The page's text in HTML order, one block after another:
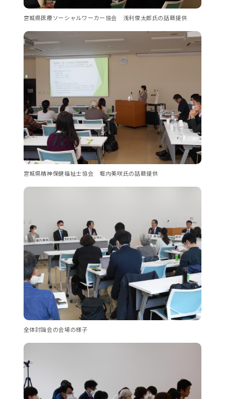
宮城県医療ソーシャルワーカー協会 浅利俊太郎氏の話題提供
宮城県精神保健福祉士協会 堀内美咲氏の話題提供
全体討論会の会場の様子